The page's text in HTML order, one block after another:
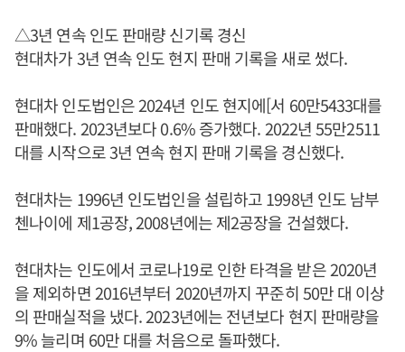
△3년 연속 인도 판매량 신기록 경신
현대차가 3년 연속 인도 현지 판매 기록을 새로 썼다.
현대차 인도법인은 2024년 인도 현지에[서 60만5433대를
판매했다. 2023년보다 0.6% 증가했다. 2022년 55만2511
대를 시작으로 3년 연속 현지 판매 기록을 경신했다.
현대차는 1996년 인도법인을 설립하고 1998년 인도 남부
첸나이에 제1공장, 2008년에는 제2공장을 건설했다.
현대차는 인도에서 코로나19로 인한 타격을 받은 2020년
을 제외하면 2016년부터 2020년까지 꾸준히 50만 대 이상
의 판매실적을 냈다. 2023년에는 전년보다 현지 판매량을
9% 늘리며 60만 대를 처음으로 돌파했다.